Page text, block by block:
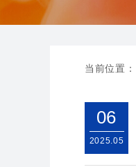
当前位置：
06
2025.05